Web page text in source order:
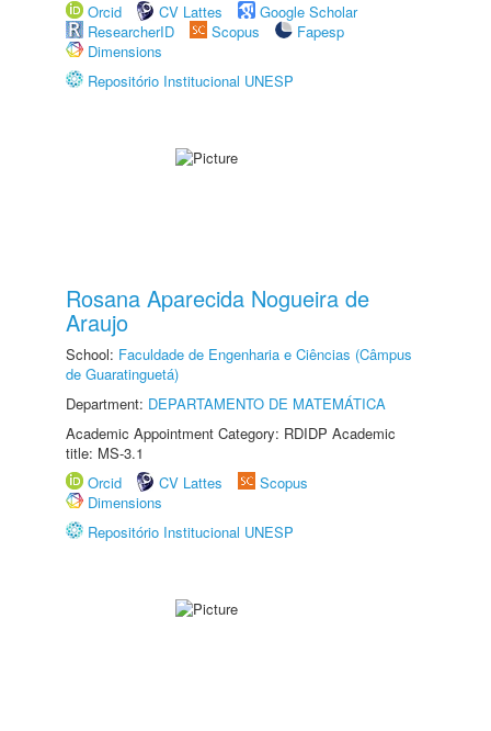
Orcid
CV Lattes
Google Scholar
ResearcherID
Scopus
Fapesp
Dimensions
Repositório Institucional UNESP
Rosana Aparecida Nogueira de
Araujo
School: Faculdade de Engenharia e Ciências (Câmpus
de Guaratinguetá)
Department: DEPARTAMENTO DE MATEMÁTICA
Academic Appointment Category: RDIDP Academic
title: MS-3.1
Orcid
CV Lattes
Scopus
Dimensions
Repositório Institucional UNESP